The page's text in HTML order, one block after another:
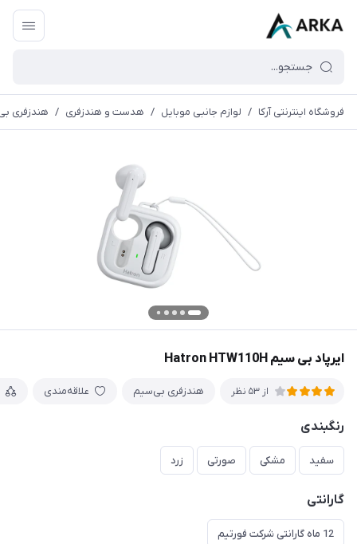
فروشگاه اینترنتی آرکا / لوازم جانبی موبایل / هدست و هندزفری / هندزفری
ایرپاد بی سیم Hatron HTW110H
از 53 نظر هندزفری بی‌سیم علاقه‌مندی
رنگبندی
سفید مشکی صورتی زرد
گارانتی
12 ماه گارانتی شرکت فورتیم